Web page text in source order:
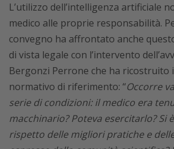
L’utilizzo dell’intelligenza artificiale
medico alle proprie responsabilità.
convegno ha affrontato anche
di vista legale con l’intervento
Bergonzi Perrone che ha ricostruito
normativo di riferimento: “Occorre
serie di condizioni: il medico era
macchinario? Poteva esercitarlo? Si
rispetto delle migliori pratiche e